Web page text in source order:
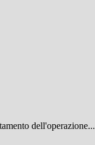
dell'operazione...